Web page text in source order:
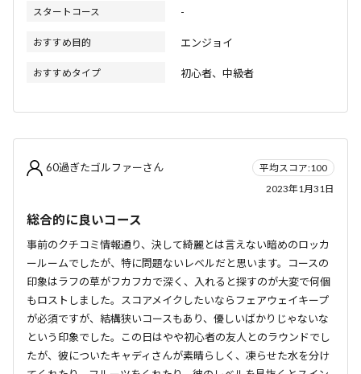
スタートコース -
おすすめ目的 エンジョイ
おすすめタイプ 初心者、中級者
60過ぎたゴルファーさん
平均スコア:100
2023年1月31日
総合的に良いコース
事前のクチコミ情報通り、決して綺麗とは言えない暗めのロッカ
ールームでしたが、特に問題ないレベルだと思います。コースの
印象はラフの草がフカフカで深く、入れると探すのが大変で何個
もロストしました。スコアメイクしたいならフェアウェイキープ
が必須ですが、結構狭いコースもあり、優しいばかりじゃないな
という印象でした。この日はやや初心者の友人とのラウンドでし
たが、彼についたキャディさんが素晴らしく、凍らせた水を分け